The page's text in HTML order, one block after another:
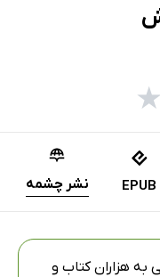
★
EPUB نشر چشمه
به هزاران کتاب و